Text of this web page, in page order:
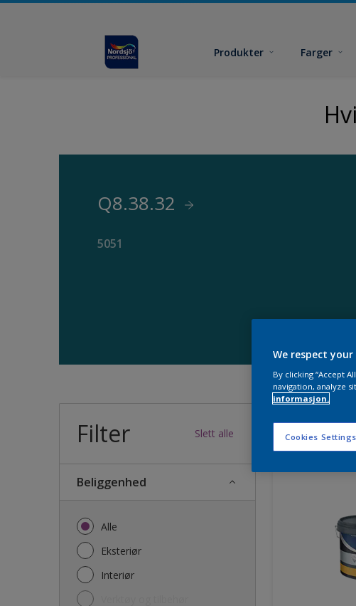
Produkter Farger
Q8.38.32
5051
Filter Slett alle
Beliggenhed
Alle
Eksteriør
Interiør
31produkter
We respect your
By clicking “Accept
navigation, analyze
informasjon.
Cookies Settings